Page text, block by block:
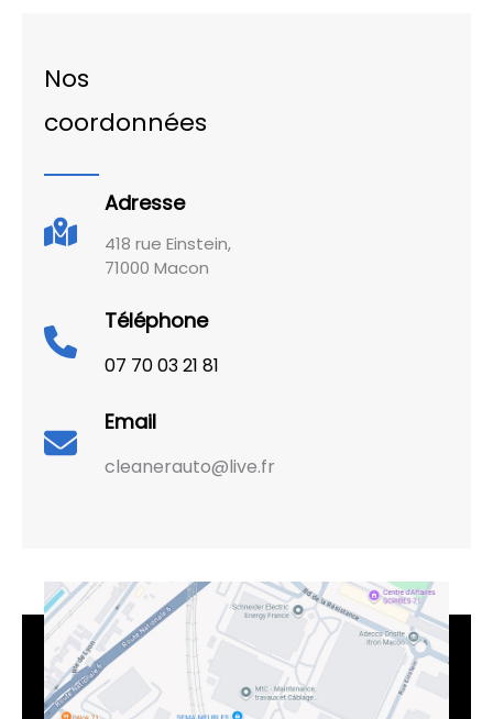
Nos
coordonnées
Adresse
418 rue Einstein,
71000 Macon
Téléphone
07 70 03 21 81
Email
cleanerauto@live.fr